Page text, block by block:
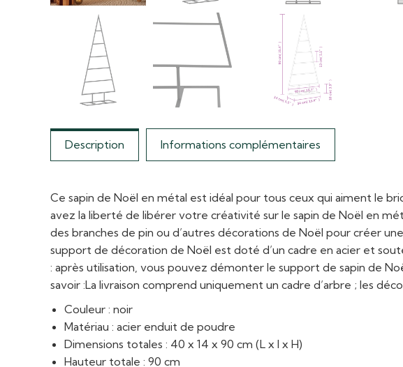
Description Informations complémentaires
Ce sapin de Noël en métal est idéal pour tous ceux qui aiment le
avez la liberté de libérer votre créativité sur le sapin de Noël en
des branches de pin ou d’autres décorations de Noël pour créer
support de décoration de Noël est doté d’un cadre en acier et
: après utilisation, vous pouvez démonter le support de sapin de
savoir :La livraison comprend uniquement un cadre d’arbre ; les
Couleur : noir
Matériau : acier enduit de poudre
Dimensions totales : 40 x 14 x 90 cm (L x l x H)
Hauteur totale : 90 cm